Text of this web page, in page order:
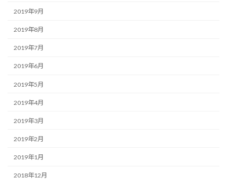
2019年9月
2019年8月
2019年7月
2019年6月
2019年5月
2019年4月
2019年3月
2019年2月
2019年1月
2018年12月